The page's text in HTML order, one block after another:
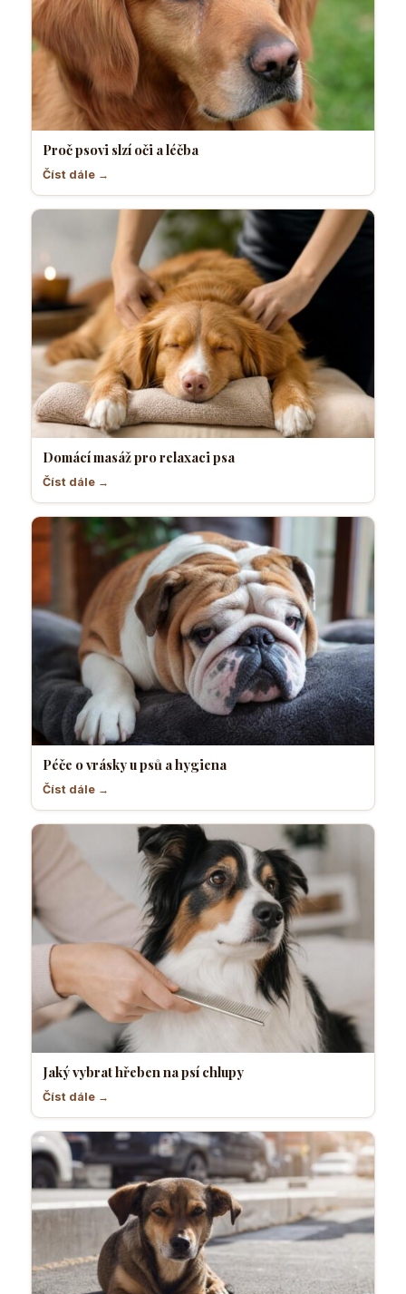
Proč psovi slzí oči a léčba
Číst dále →
Domácí masáž pro relaxaci psa
Číst dále →
Péče o vrásky u psů a hygiena
Číst dále →
Jaký vybrat hřeben na psí chlupy
Číst dále →